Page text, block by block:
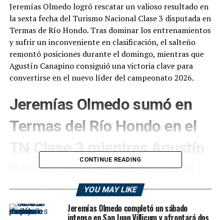
Jeremías Olmedo logró rescatar un valioso resultado en
la sexta fecha del Turismo Nacional Clase 3 disputada en
Termas de Río Hondo. Tras dominar los entrenamientos
y sufrir un inconveniente en clasificación, el salteño
remontó posiciones durante el domingo, mientras que
Agustín Canapino consiguió una victoria clave para
convertirse en el nuevo líder del campeonato 2026.
Jeremías Olmedo sumó en
Termas del Río Hondo en el
TN Clase 3 mientras Agustín
Canapino se convirtió en el
nuevo líder del campeonato
El Turismo Nacional Clase 3 completó la primera mitad
CONTINUE READING
YOU MAY LIKE
Jeremías Olmedo completó un sábado
intenso en San Juan Villicum y afrontará dos